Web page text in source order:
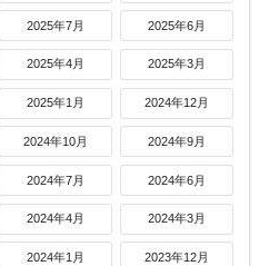
2025年7月 2025年6月
2025年4月 2025年3月
2025年1月 2024年12月
2024年10月 2024年9月
2024年7月 2024年6月
2024年4月 2024年3月
2024年1月 2023年12月